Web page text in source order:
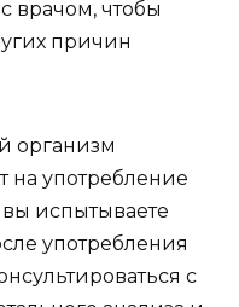
врачом, чтобы
причин
организм
на употребление
испытываете
употребления
с